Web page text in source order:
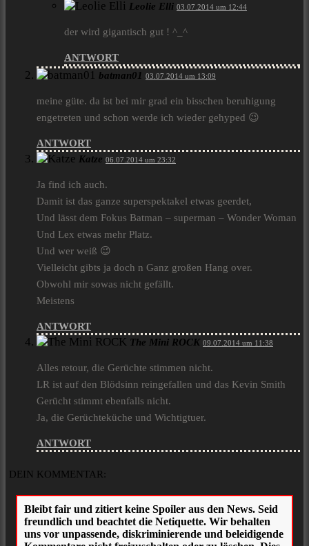
Leolie Elli 03.07.2014 um 12:44
der wird gigantisch gut ! ^_^
ANTWORT
batman01 03.07.2014 um 13:09
meine güte. da ist bei mir grad ein bisschen beruhigung
engetreten und schon werde ich wieder gehyped 😉
ANTWORT
Katze 06.07.2014 um 23:32
Ja find ich auch.
Damit ist das ganze superspektakel etwas geerdet,
Und lässt dem Fokus Batman – superman – Wonder Woman
Und Lex etwas mehr Platz.
Und wer weiß 😉
Vielleicht gibts ja doch n Ganz großen Hang over.
Obwohl mir sowas nicht gefällt.
Meistens
ANTWORT
The Mini ROCK 09.07.2014 um 11:38
Alles retour, die Gerüchte stimmen nicht.
LR ist auf den Blödsinn reingefallen und das Kevin Smith
Gerücht stimmt ebenfalls nicht.
Ja, die Gerüchteküche und Wichtigtuer.
ANTWORT
DEIN KOMMENTAR: